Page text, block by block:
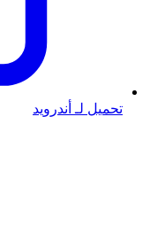
تحميل لـ أندرويد